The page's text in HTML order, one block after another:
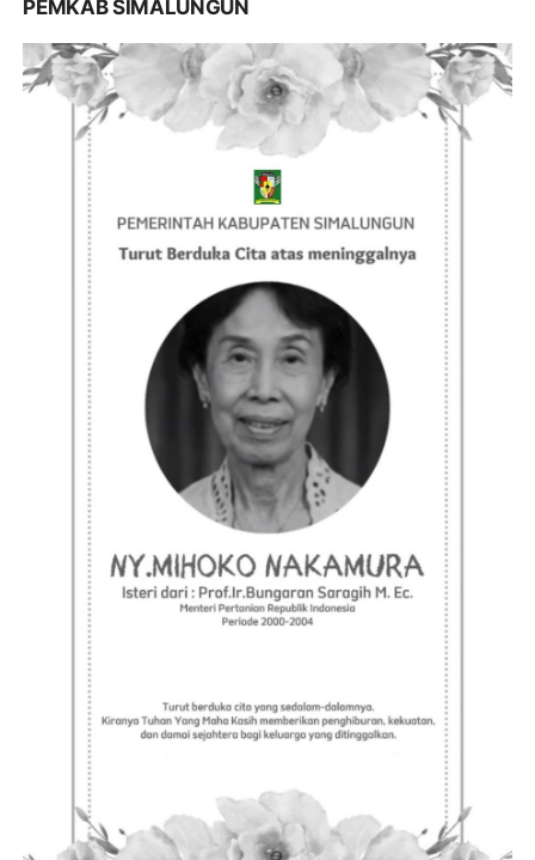
PEMKAB SIMALUNGUN